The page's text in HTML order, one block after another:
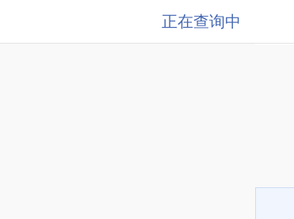
正在查询中